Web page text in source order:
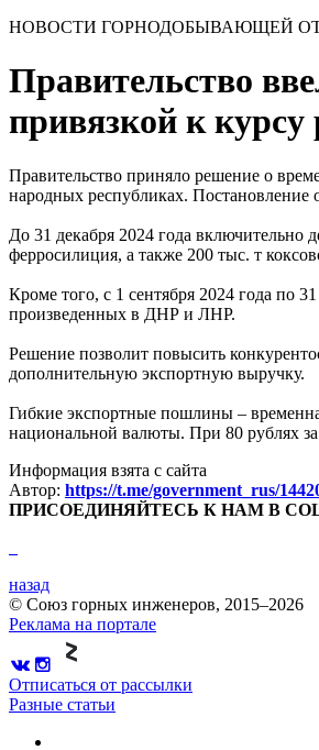
НОВОСТИ ГОРНОДОБЫВАЮЩЕЙ
Правительство
привязкой к курсу
Правительство приняло решение о
народных республиках. Постановление
До 31 декабря 2024 года включительно
ферросилиция, а также 200 тыс. т
Кроме того, с 1 сентября 2024 года по
произведенных в ДНР и ЛНР.
Решение позволит повысить
дополнительную экспортную выручку.
Гибкие экспортные пошлины –
национальной валюты. При 80 рублях
Информация взята с сайта
Автор: https://t.me/government_rus/
ПРИСОЕДИНЯЙТЕСЬ К НАМ В
назад
© Союз горных инженеров, 2015–2026
Реклама на портале
Отписаться от рассылки
Разные статьи